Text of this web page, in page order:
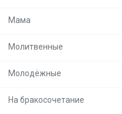
Мама
Молитвенные
Молодёжные
На бракосочетание